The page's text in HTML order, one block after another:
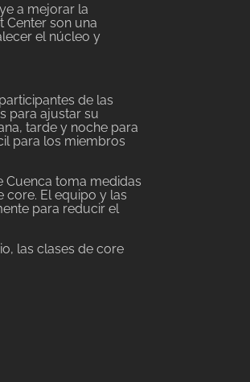
a mejorar la
Center son una
el núcleo y
de las
para ajustar su
tarde y noche para
para los miembros
Cuenca toma medidas
core. El equipo y las
para reducir el
las clases de core